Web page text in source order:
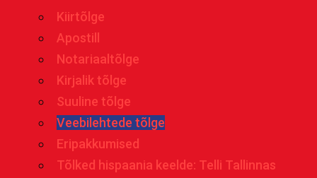
Kiirtõlge
Apostill
Notariaaltõlge
Kirjalik tõlge
Suuline tõlge
Veebilehtede tõlge
Eripakkumised
Tõlked hispaania keelde: Telli Tallinnas